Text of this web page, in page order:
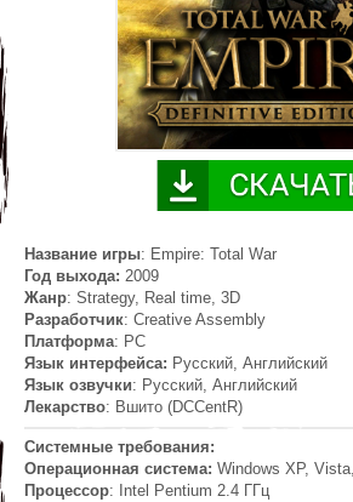
Название игры: Empire: Total War
Год выхода: 2009
Жанр: Strategy, Real time, 3D
Разработчик: Creative Assembly
Платформа: PC
Язык интерфейса: Русский, Английский
Язык озвучки: Русский, Английский
Лекарство: Вшито (DCCentR)
Cистемные требования:
Операционная система: Windows XP,
Процессор: Intel Pentium 2.4 ГГц